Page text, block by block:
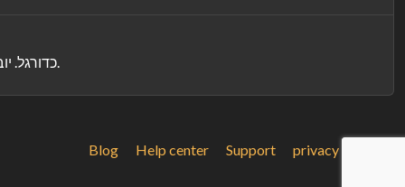
כדורגל. יובנטוס - אינטר, משחק הכנה. הדרבי של איטליה בין האלופה, אינטר, ליובה של ספאלטי, שנפגשות באוסטרליה לקראת עונת 2026/27. (שח).
Blog Help center Support privacy policy